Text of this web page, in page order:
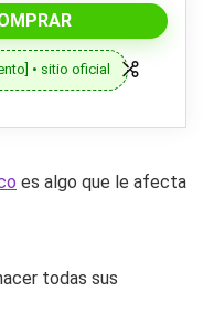
• sitio oficial
es algo que le afecta
todas sus